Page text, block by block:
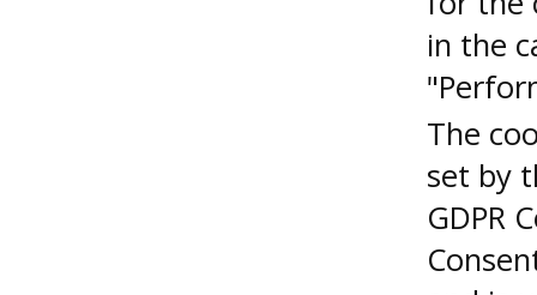
in the
The
set by
GDPR